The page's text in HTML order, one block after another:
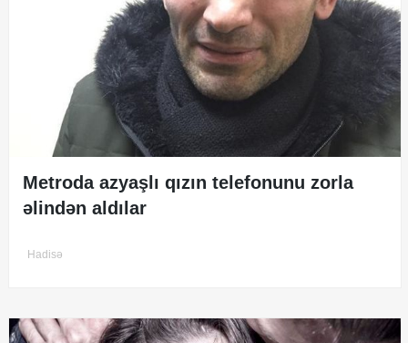
Metroda azyaşlı qızın telefonunu zorla
əlindən aldılar
Hadisə